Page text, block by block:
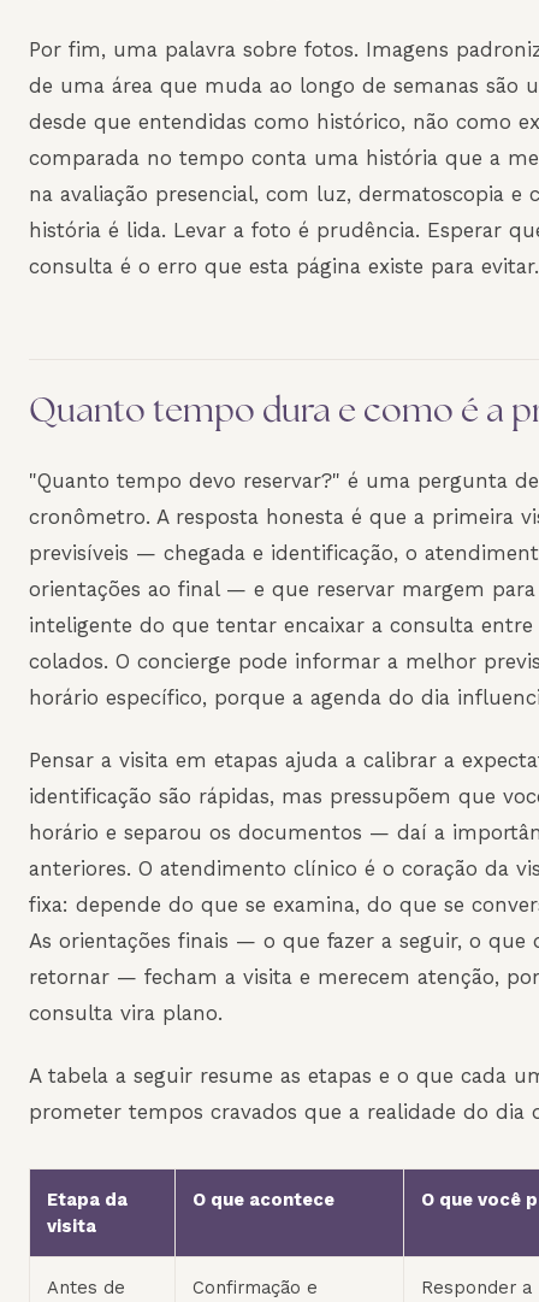
Por fim, uma palavra sobre fotos. Imagens
de uma área que muda ao longo de semanas são
desde que entendidas como histórico, não como
comparada no tempo conta uma história que a
na avaliação presencial, com luz, dermatoscopia e
história é lida. Levar a foto é prudência. Esperar
consulta é o erro que esta página existe para evitar.
Quanto tempo dura e como é a
"Quanto tempo devo reservar?" é uma pergunta
cronômetro. A resposta honesta é que a primeira
previsíveis — chegada e identificação, o
orientações ao final — e que reservar margem
inteligente do que tentar encaixar a consulta
colados. O concierge pode informar a melhor
horário específico, porque a agenda do dia
Pensar a visita em etapas ajuda a calibrar a
identificação são rápidas, mas pressupõem que
horário e separou os documentos — daí a
anteriores. O atendimento clínico é o coração da
fixa: depende do que se examina, do que se
As orientações finais — o que fazer a seguir, o que
retornar — fecham a visita e merecem atenção,
consulta vira plano.
A tabela a seguir resume as etapas e o que cada
prometer tempos cravados que a realidade do dia
Etapa da
visita
O que acontece O que você
Antes de
Confirmação e
Responder a